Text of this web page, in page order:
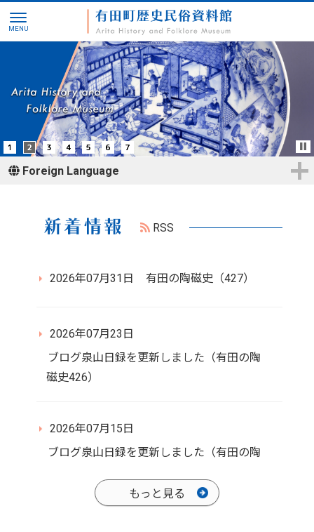
Foreign Language
RSS
2026年07月31日 有田の陶磁史（427）
2026年07月23日
ブログ泉山日録を更新しました（有田の陶
磁史426）
2026年07月15日
ブログ泉山日録を更新しました（有田の陶
もっと見る